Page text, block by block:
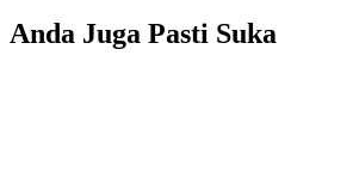
Anda Juga Pasti Suka